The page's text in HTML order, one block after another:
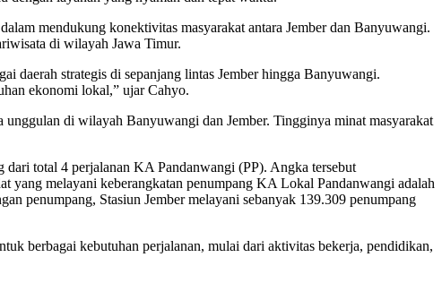
mendukung konektivitas masyarakat antara Jember dan Banyuwangi.
di wilayah Jawa Timur.
daerah strategis di sepanjang lintas Jember hingga Banyuwangi.
ekonomi lokal,” ujar Cahyo.
di wilayah Banyuwangi dan Jember. Tingginya minat masyarakat
total 4 perjalanan KA Pandanwangi (PP). Angka tersebut
yang melayani keberangkatan penumpang KA Lokal Pandanwangi adalah
penumpang, Stasiun Jember melayani sebanyak 139.309 penumpang
berbagai kebutuhan perjalanan, mulai dari aktivitas bekerja, pendidikan,